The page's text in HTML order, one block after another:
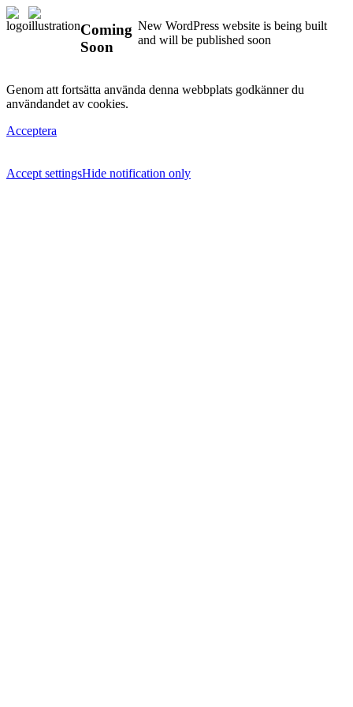
Coming
Soon
New WordPress website is being built
and will be published soon
Genom att fortsätta använda denna webbplats godkänner du
användandet av cookies.
Acceptera
Accept settingsHide notification only